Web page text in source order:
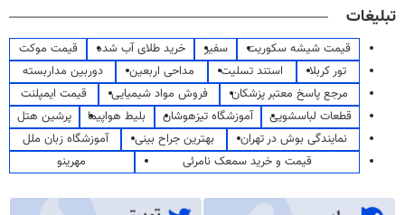
تبلیغات
قیمت شیشه سکوریت سفیر خرید طلای آب شده
قیمت موکت
تور کربلا
استند تسلیت مداحی اربعین
دوربین مداربسته
مرجع پاسخ معتبر پزشکان
فروش مواد شیمیایی
قیمت ایمپلنت
قطعات لباسشویی
آموزشگاه تیزهوشان بلیط هواپیما
پرشین هتل
نمایندگی بوش در تهران
بهترین جراح بینی
آموزشگاه زبان ملل
قیمت و خرید سمعک نامرئی
مهرینو